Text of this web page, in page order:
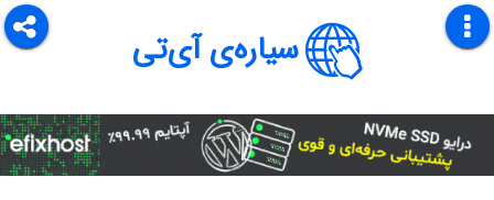
سیاره‌ی آی‌تی